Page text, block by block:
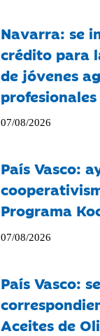
Navarra: se
crédito para
de jóvenes
profesionales
07/08/2026
País Vasco:
Programa
07/08/2026
País Vasco:
Aceites de